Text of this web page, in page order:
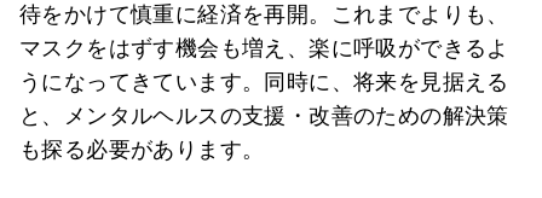
待をかけて慎重に経済を再開。これまでよりも、
マスクをはずす機会も増え、楽に呼吸ができるよ
うになってきています。同時に、将来を見据える
と、メンタルヘルスの支援・改善のための解決策
も探る必要があります。